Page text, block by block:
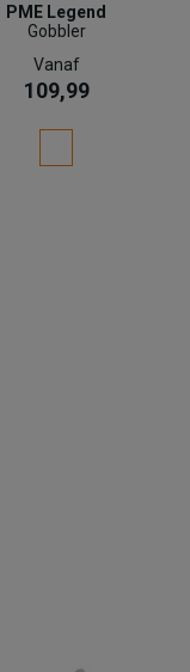
PME Legend
Gobbler
Vanaf
109,99